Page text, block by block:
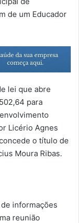
de um Educador
lei que abre
para
Licério Agnes
o título de
Moura Ribas.
informações
reunião